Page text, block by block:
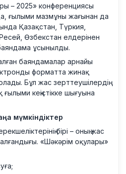
– 2025» конференциясы
ғылыми мазмұны жағынан да
Қазақстан, Түркия,
Өзбекстан елдерінен
ұсынылды.
баяндамалар арнайы
форматта жинақ
Бұл жас зерттеушілердің
ғылыми кеңістікке шығуына
мүмкіндіктер
бірі – оның жас
«Шәкәрім оқулары»